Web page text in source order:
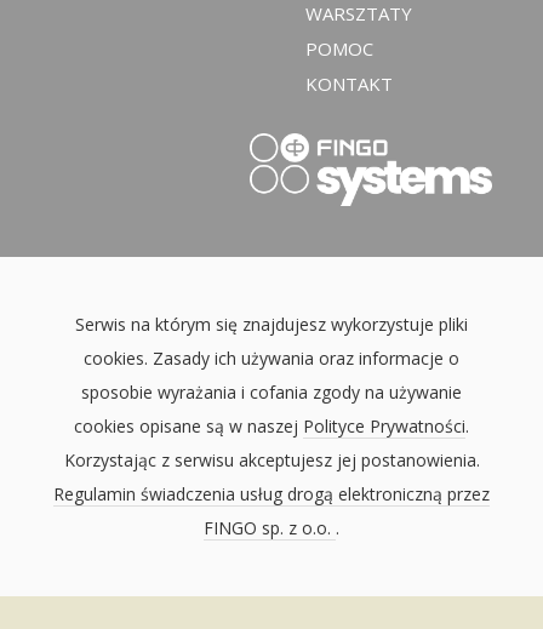
WARSZTATY
POMOC
KONTAKT
Serwis na którym się znajdujesz wykorzystuje pliki
cookies. Zasady ich używania oraz informacje o
sposobie wyrażania i cofania zgody na używanie
cookies opisane są w naszej Polityce Prywatności.
Korzystając z serwisu akceptujesz jej postanowienia.
Regulamin świadczenia usług drogą elektroniczną przez
FINGO sp. z o.o. .